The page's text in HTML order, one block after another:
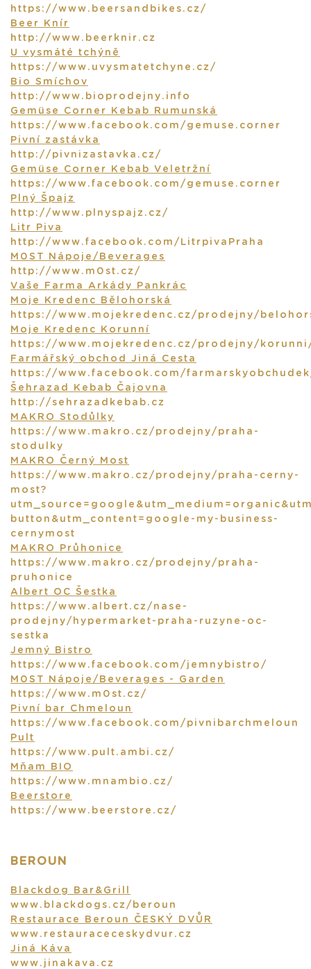
https://www.beersandbikes.cz/
Beer Knír
http://www.beerknir.cz
U vysmáté tchýně
https://www.uvysmatetchyne.cz/
Bio Smíchov
http://www.bioprodejny.info
Gemüse Corner Kebab Rumunská
https://www.facebook.com/gemuse.corner
Pivní zastávka
http://pivnizastavka.cz/
Gemüse Corner Kebab Veletržní
https://www.facebook.com/gemuse.corner
Plný Špajz
http://www.plnyspajz.cz/
Litr Piva
http://www.facebook.com/LitrpivaPraha
M0ST Nápoje/Beverages
http://www.m0st.cz/
Vaše Farma Arkády Pankrác
Moje Kredenc Bělohorská
https://www.mojekredenc.cz/prodejny/
Moje Kredenc Korunní
https://www.mojekredenc.cz/prodejny/
Farmářský obchod Jiná Cesta
https://www.facebook.com/
Šehrazad Kebab Čajovna
http://sehrazadkebab.cz
MAKRO Stodůlky
https://www.makro.cz/prodejny/praha-
stodulky
MAKRO Černý Most
https://www.makro.cz/prodejny/praha-cerny-
most?
button&utm_content=google-my-business-
cernymost
MAKRO Průhonice
https://www.makro.cz/prodejny/praha-
pruhonice
Albert OC Šestka
https://www.albert.cz/nase-
prodejny/hypermarket-praha-ruzyne-oc-
sestka
Jemný Bistro
https://www.facebook.com/jemnybistro/
M0ST Nápoje/Beverages - Garden
https://www.m0st.cz/
Pivní bar Chmeloun
https://www.facebook.com/pivnibarchmeloun
Pult
https://www.pult.ambi.cz/
Mňam BIO
https://www.mnambio.cz/
Beerstore
https://www.beerstore.cz/
BEROUN
Blackdog Bar&Grill
www.blackdogs.cz/beroun
Restaurace Beroun ČESKÝ DVŮR
www.restauraceceskydvur.cz
Jiná Káva
www.jinakava.cz